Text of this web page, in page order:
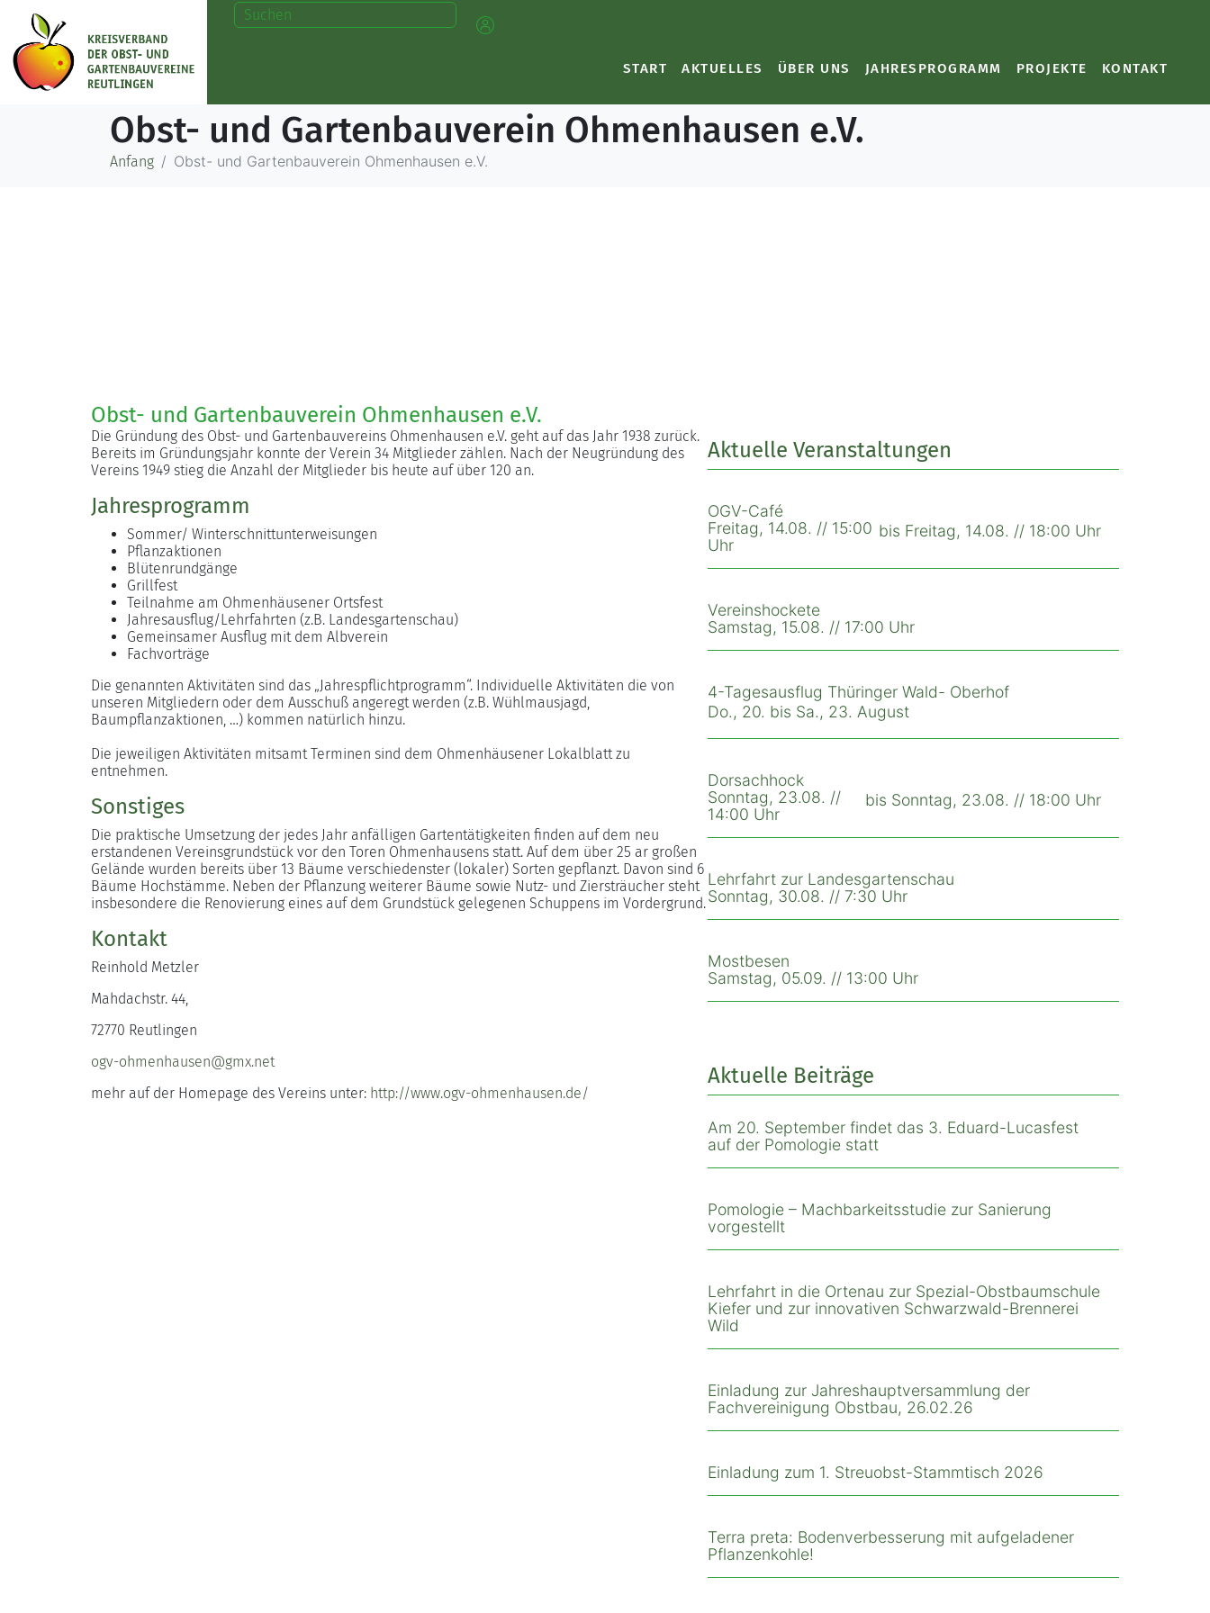
START AKTUELLES ÜBER UNS JAHRESPROGRAMM PROJEKTE KONTAKT
Obst- und Gartenbauverein Ohmenhausen e.V.
Anfang Obst- und Gartenbauverein Ohmenhausen e.V.
Obst- und Gartenbauverein Ohmenhausen e.V.
Die Gründung des Obst- und Gartenbauvereins Ohmenhausen e.V. geht auf das Jahr 1938 zurück.
Bereits im Gründungsjahr konnte der Verein 34 Mitglieder zählen. Nach der Neugründung des
Vereins 1949 stieg die Anzahl der Mitglieder bis heute auf über 120 an.
Jahresprogramm
Sommer/ Winterschnittunterweisungen
Pflanzaktionen
Blütenrundgänge
Grillfest
Teilnahme am Ohmenhäusener Ortsfest
Jahresausflug/Lehrfahrten (z.B. Landesgartenschau)
Gemeinsamer Ausflug mit dem Albverein
Fachvorträge
Die genannten Aktivitäten sind das „Jahrespflichtprogramm“. Individuelle Aktivitäten die von
unseren Mitgliedern oder dem Ausschuß angeregt werden (z.B. Wühlmausjagd,
Baumpflanzaktionen, …) kommen natürlich hinzu.
Die jeweiligen Aktivitäten mitsamt Terminen sind dem Ohmenhäusener Lokalblatt zu
entnehmen.
Sonstiges
Die praktische Umsetzung der jedes Jahr anfälligen Gartentätigkeiten finden auf dem neu
erstandenen Vereinsgrundstück vor den Toren Ohmenhausens statt. Auf dem über 25 ar großen
Gelände wurden bereits über 13 Bäume verschiedenster (lokaler) Sorten gepflanzt. Davon sind 6
Bäume Hochstämme. Neben der Pflanzung weiterer Bäume sowie Nutz- und Ziersträucher steht
insbesondere die Renovierung eines auf dem Grundstück gelegenen Schuppens im Vordergrund.
Kontakt
Reinhold Metzler
Mahdachstr. 44,
72770 Reutlingen
ogv-ohmenhausen@gmx.net
mehr auf der Homepage des Vereins unter: http://www.ogv-ohmenhausen.de/
Aktuelle Veranstaltungen
OGV-Café
Freitag, 14.08. // 15:00
Uhr
bis Freitag, 14.08. // 18:00 Uhr
Vereinshockete
Samstag, 15.08. // 17:00 Uhr
4-Tagesausflug Thüringer Wald- Oberhof
Do., 20. bis Sa., 23. August
Dorsachhock
Sonntag, 23.08. //
14:00 Uhr
bis Sonntag, 23.08. // 18:00 Uhr
Lehrfahrt zur Landesgartenschau
Sonntag, 30.08. // 7:30 Uhr
Mostbesen
Samstag, 05.09. // 13:00 Uhr
Aktuelle Beiträge
Am 20. September findet das 3. Eduard-Lucasfest
auf der Pomologie statt
Pomologie – Machbarkeitsstudie zur Sanierung
vorgestellt
Lehrfahrt in die Ortenau zur Spezial-Obstbaumschule
Kiefer und zur innovativen Schwarzwald-Brennerei
Wild
Einladung zur Jahreshauptversammlung der
Fachvereinigung Obstbau, 26.02.26
Einladung zum 1. Streuobst-Stammtisch 2026
Terra preta: Bodenverbesserung mit aufgeladener
Pflanzenkohle!